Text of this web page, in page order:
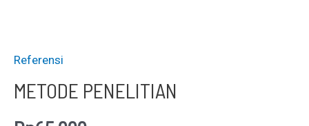
Referensi
METODE PENELITIAN